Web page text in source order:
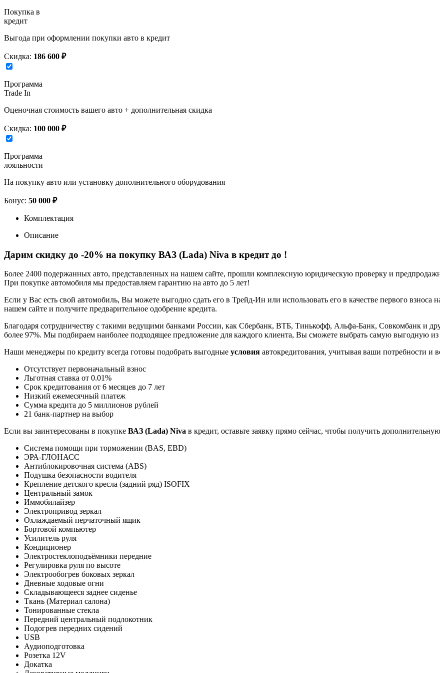
Покупка в
кредит
Выгода при оформлении покупки авто в кредит
Скидка: 186 600 ₽
Программа
Trade In
Оценочная стоимость вашего авто + дополнительная скидка
Скидка: 100 000 ₽
Программа
лояльности
На покупку авто или установку дополнительного оборудования
Бонус: 50 000 ₽
Комплектация
Описание
Дарим скидку до -20% на покупку ВАЗ (Lada) Niva в кредит до !
Более 2400 подержанных авто, представленных на нашем сайте, прошли комплексную юридическую проверку и
При покупке автомобиля мы предоставляем гарантию на авто до 5 лет!
Если у Вас есть свой автомобиль, Вы можете выгодно сдать его в Трейд-Ин или использовать его в качестве первого взноса
нашем сайте и получите предварительное одобрение кредита.
Благодаря сотрудничеству с такими ведущими банками России, как Сбербанк, ВТБ, Тинькофф, Альфа-Банк, Совкомбанк и
более 97%. Мы подбираем наиболее подходящее предложение для каждого клиента, Вы сможете выбрать самую выгодную
Наши менеджеры по кредиту всегда готовы подобрать выгодные условия автокредитования, учитывая ваши потребности и
Отсутствует первоначальный взнос
Льготная ставка от 0.01%
Срок кредитования от 6 месяцев до 7 лет
Низкий ежемесячный платеж
Сумма кредита до 5 миллионов рублей
21 банк-партнер на выбор
Если вы заинтересованы в покупке ВАЗ (Lada) Niva в кредит, оставьте заявку прямо сейчас, чтобы получить
Система помощи при торможении (BAS, EBD)
ЭРА-ГЛОНАСС
Антиблокировочная система (ABS)
Подушка безопасности водителя
Крепление детского кресла (задний ряд) ISOFIX
Центральный замок
Иммобилайзер
Электропривод зеркал
Охлаждаемый перчаточный ящик
Бортовой компьютер
Усилитель руля
Кондиционер
Электростеклоподъёмники передние
Регулировка руля по высоте
Электрообогрев боковых зеркал
Дневные ходовые огни
Складывающееся заднее сиденье
Ткань (Материал салона)
Тонированные стекла
Передний центральный подлокотник
Подогрев передних сидений
USB
Аудиоподготовка
Розетка 12V
Докатка